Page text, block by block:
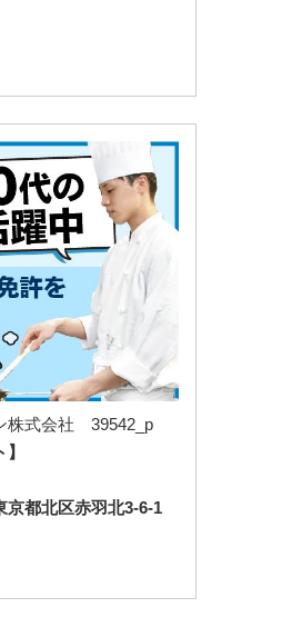
株式会社 39542_p
都北区赤羽北3-6-1